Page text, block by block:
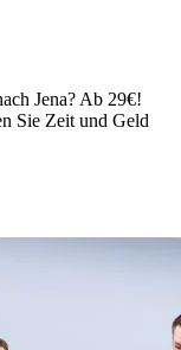
Jena? Ab 29€!
Sie Zeit und Geld